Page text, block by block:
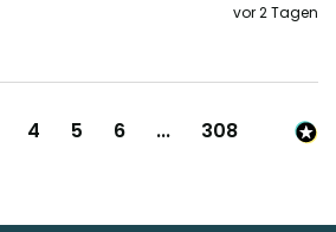
vor 2 Tagen
4 5 6 ... 308